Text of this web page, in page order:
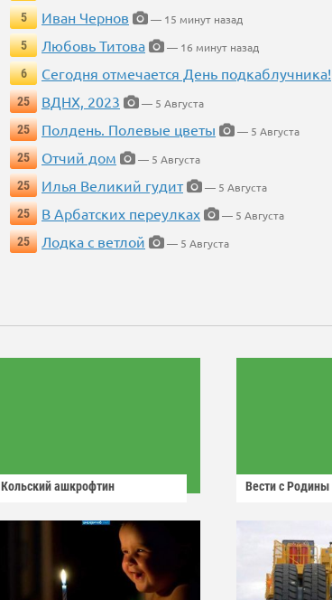
5
Иван Чернов
— 15 минут назад
5
Любовь Титова
— 16 минут назад
6
Сегодня отмечается День подкаблучника!
25
ВДНХ, 2023
— 5 Августа
25
Полдень. Полевые цветы
— 5 Августа
25
Отчий дом
— 5 Августа
25
Илья Великий гудит
— 5 Августа
25
В Арбатских переулках
— 5 Августа
25
Лодка с ветлой — 5 Августа
Кольский ашкрофтин Вести с Родины